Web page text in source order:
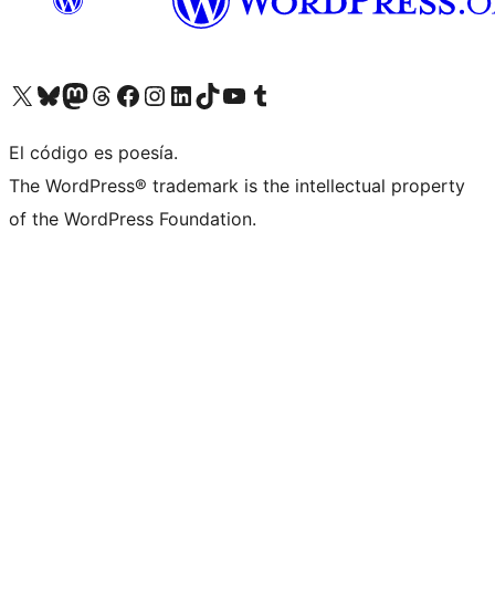
Visita nuestra cuenta de X (anteriormente Twitter)
Visita nuestra cuenta de Bluesky
Visita nuestra cuenta de Mastodon
Visita nuestra cuenta de Threads
Visita nuestra página de Facebook
Visita nuestra cuenta de Instagram
Visita nuestra cuenta de LinkedIn
Visita nuestra cuenta de TikTok
Visita nuestro canal de YouTube
Visita nuestra cuenta de Tumblr
El código es poesía.
The WordPress® trademark is the intellectual property
of the WordPress Foundation.